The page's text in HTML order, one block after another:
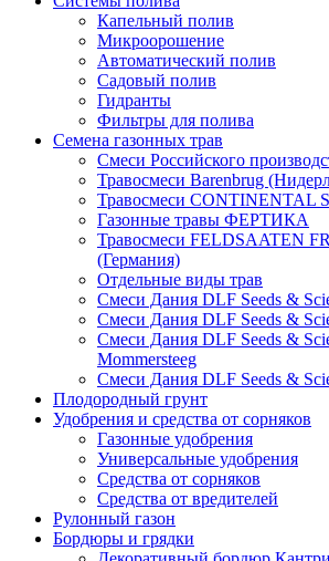
Капельный полив
Микроорошение
Автоматический полив
Садовый полив
Гидранты
Фильтры для полива
Семена газонных трав
Смеси Российского
Травосмеси Barenbrug
Травосмеси CONTINENTAL
Газонные травы ФЕРТИКА
Травосмеси FELDSAATEN
(Германия)
Отдельные виды трав
Смеси Дания DLF Seeds &
Смеси Дания DLF Seeds &
Смеси Дания DLF Seeds &
Mommersteeg
Смеси Дания DLF Seeds &
Плодородный грунт
Удобрения и средства от сорняков
Газонные удобрения
Универсальные удобрения
Средства от сорняков
Средства от вредителей
Рулонный газон
Бордюры и грядки